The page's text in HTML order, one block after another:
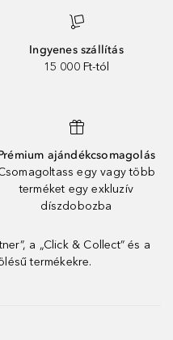
Ingyenes szállítás
15 000 Ft-tól
ajándékcsomagolás
egy vagy több
terméket egy exkluzív
díszdobozba
a „Click & Collect” és a
termékekre.